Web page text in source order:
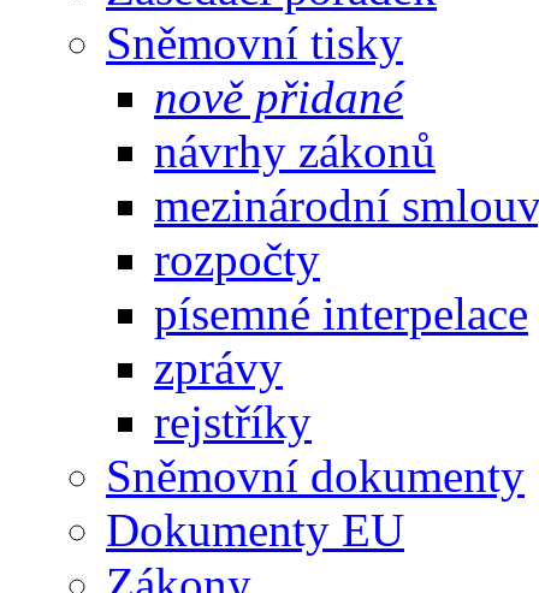
Sněmovní tisky
nově přidané
návrhy zákonů
mezinárodní
rozpočty
písemné interpelace
zprávy
rejstříky
Sněmovní dokumenty
Dokumenty EU